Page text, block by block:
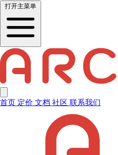
打开主菜单
首页 定价 文档 社区 联系我们